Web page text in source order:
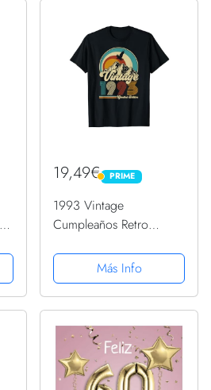
19,49€ PRIME
PRIME
1993 Vintage
Cumpleaños Retro
Hombres Mujer Regalo
Camiseta
Más Info